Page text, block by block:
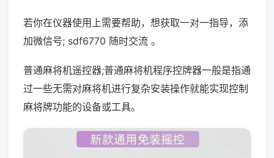
若你在仪器使用上需要帮助，想获取一对一指导，添
加微信号; sdf6770 随时交流 。
普通麻将机遥控器;普通麻将机程序控牌器一般是指通
过一些无需对麻将机进行复杂安装操作就能实现控制
麻将牌功能的设备或工具。